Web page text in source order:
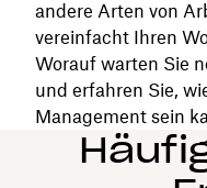
andere Arten von
vereinfacht Ihren
Worauf warten Sie
und erfahren Sie,
Management sein